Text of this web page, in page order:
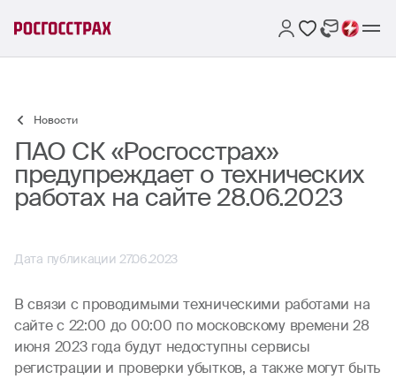
Новости
ПАО СК «Росгосстрах»
предупреждает о технических
работах на сайте 28.06.2023
Дата публикации 27.06.2023
В связи с проводимыми техническими работами на
сайте с 22:00 до 00:00 по московскому времени 28
июня 2023 года будут недоступны сервисы
регистрации и проверки убытков, а также могут быть